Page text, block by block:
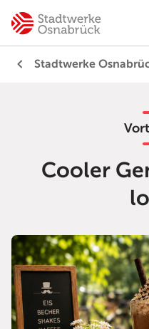
Stadtwerke
Cooler